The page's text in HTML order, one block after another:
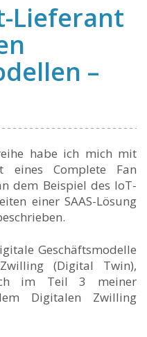
Lieferant
–
habe ich mich mit
eines Complete Fan
dem Beispiel des IoT-
einer SAAS-Lösung
Geschäftsmodelle
(Digital Twin),
im Teil 3 meiner
Digitalen Zwilling